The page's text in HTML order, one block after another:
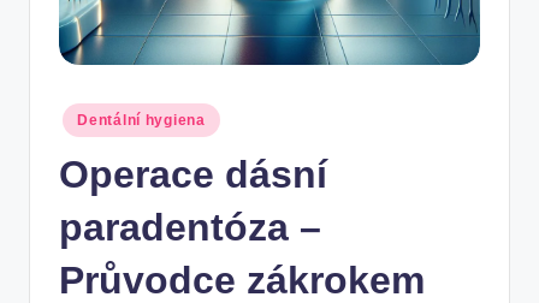
Posted
in
Dentální hygiena
Operace dásní
paradentóza –
Průvodce zákrokem